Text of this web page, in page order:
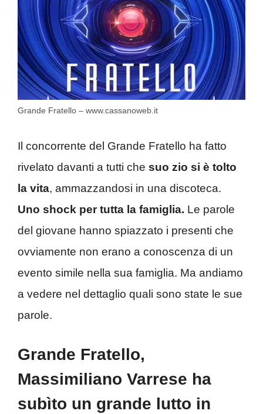
Grande Fratello – www.cassanoweb.it
Il concorrente del Grande Fratello ha fatto
rivelato davanti a tutti che suo zio si è tolto
la vita, ammazzandosi in una discoteca.
Uno shock per tutta la famiglia. Le parole
del giovane hanno spiazzato i presenti che
ovviamente non erano a conoscenza di un
evento simile nella sua famiglia. Ma andiamo
a vedere nel dettaglio quali sono state le sue
parole.
Grande Fratello,
Massimiliano Varrese ha
subìto un grande lutto in